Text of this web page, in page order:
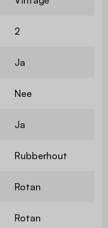
2
Ja
Nee
Ja
Rubberhout
Rotan
Rotan